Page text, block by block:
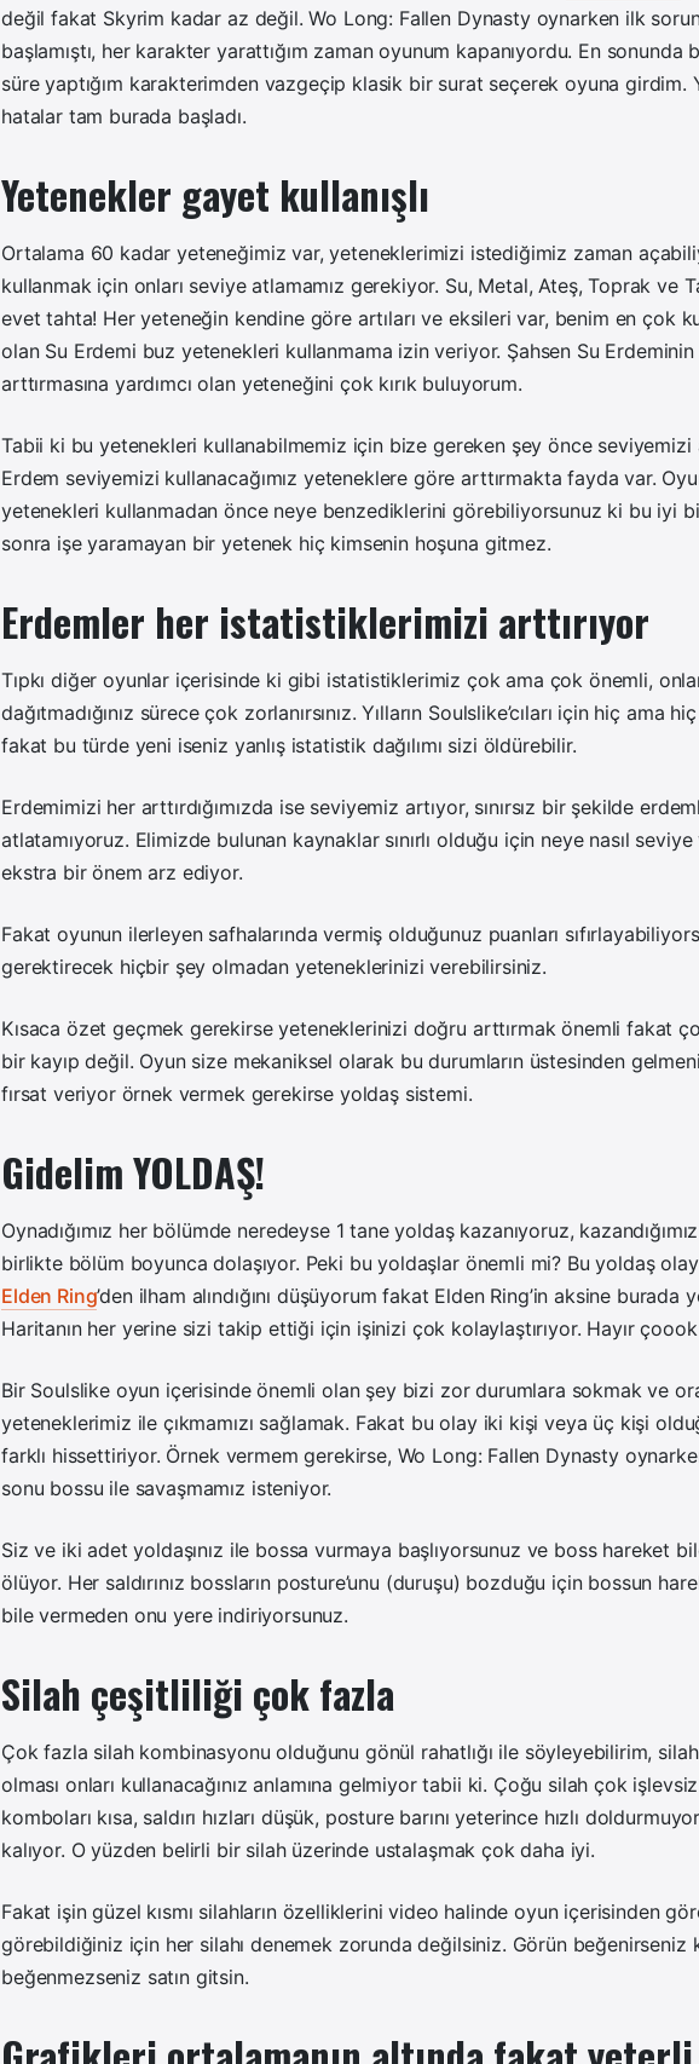
değil fakat Skyrim kadar az değil. Wo Long: Fallen Dynasty oynarken ilk
başlamıştı, her karakter yarattığım zaman oyunum kapanıyordu. En sonunda
süre yaptığım karakterimden vazgeçip klasik bir surat seçerek oyuna girdim.
hatalar tam burada başladı.
Yetenekler gayet kullanışlı
Ortalama 60 kadar yeteneğimiz var, yeteneklerimizi istediğimiz zaman
kullanmak için onları seviye atlamamız gerekiyor. Su, Metal, Ateş, Toprak ve
evet tahta! Her yeteneğin kendine göre artıları ve eksileri var, benim en çok
olan Su Erdemi buz yetenekleri kullanmama izin veriyor. Şahsen Su Erdeminin
arttırmasına yardımcı olan yeteneğini çok kırık buluyorum.
Tabii ki bu yetenekleri kullanabilmemiz için bize gereken şey önce seviyemizi
Erdem seviyemizi kullanacağımız yeteneklere göre arttırmakta fayda var.
yetenekleri kullanmadan önce neye benzediklerini görebiliyorsunuz ki bu iyi
sonra işe yaramayan bir yetenek hiç kimsenin hoşuna gitmez.
Erdemler her istatistiklerimizi arttırıyor
Tıpkı diğer oyunlar içerisinde ki gibi istatistiklerimiz çok ama çok önemli,
dağıtmadığınız sürece çok zorlanırsınız. Yılların Soulslike’cıları için hiç ama
fakat bu türde yeni iseniz yanlış istatistik dağılımı sizi öldürebilir.
Erdemimizi her arttırdığımızda ise seviyemiz artıyor, sınırsız bir şekilde
atlatamıyoruz. Elimizde bulunan kaynaklar sınırlı olduğu için neye nasıl
ekstra bir önem arz ediyor.
Fakat oyunun ilerleyen safhalarında vermiş olduğunuz puanları
gerektirecek hiçbir şey olmadan yeteneklerinizi verebilirsiniz.
Kısaca özet geçmek gerekirse yeteneklerinizi doğru arttırmak önemli fakat
bir kayıp değil. Oyun size mekaniksel olarak bu durumların üstesinden
fırsat veriyor örnek vermek gerekirse yoldaş sistemi.
Gidelim YOLDAŞ!
Oynadığımız her bölümde neredeyse 1 tane yoldaş kazanıyoruz,
birlikte bölüm boyunca dolaşıyor. Peki bu yoldaşlar önemli mi? Bu yoldaş
Elden Ring’den ilham alındığını düşüyorum fakat Elden Ring’in aksine burada
Haritanın her yerine sizi takip ettiği için işinizi çok kolaylaştırıyor. Hayır çoook
Bir Soulslike oyun içerisinde önemli olan şey bizi zor durumlara sokmak ve
yeteneklerimiz ile çıkmamızı sağlamak. Fakat bu olay iki kişi veya üç kişi
farklı hissettiriyor. Örnek vermem gerekirse, Wo Long: Fallen Dynasty
sonu bossu ile savaşmamız isteniyor.
Siz ve iki adet yoldaşınız ile bossa vurmaya başlıyorsunuz ve boss hareket
ölüyor. Her saldırınız bossların posture’unu (duruşu) bozduğu için bossun
bile vermeden onu yere indiriyorsunuz.
Silah çeşitliliği çok fazla
Çok fazla silah kombinasyonu olduğunu gönül rahatlığı ile söyleyebilirim,
olması onları kullanacağınız anlamına gelmiyor tabii ki. Çoğu silah çok
komboları kısa, saldırı hızları düşük, posture barını yeterince hızlı
kalıyor. O yüzden belirli bir silah üzerinde ustalaşmak çok daha iyi.
Fakat işin güzel kısmı silahların özelliklerini video halinde oyun içerisinden
görebildiğiniz için her silahı denemek zorunda değilsiniz. Görün beğenirseniz
beğenmezseniz satın gitsin.